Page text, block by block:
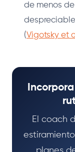
de menos
(Vigotsky et
El coach